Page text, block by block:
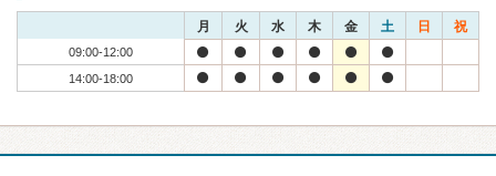
月 火 水 木 金 土 日 祝
09:00-12:00
14:00-18:00